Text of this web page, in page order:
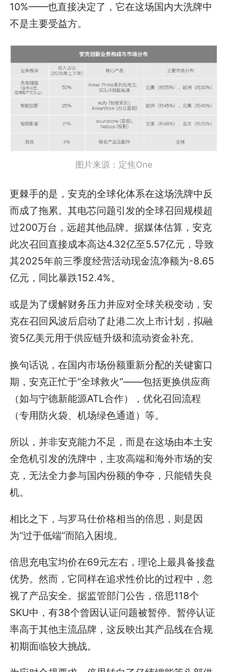
10%——也直接决定了，它在这场国内大洗牌中
不是主要受益方。
图片来源：定焦One
更棘手的是，安克的全球化体系在这场洗牌中反
而成了拖累。其电芯问题引发的全球召回规模超
过200万台，远超其他品牌。据媒体估算，安克
此次召回直接成本高达4.32亿至5.57亿元，导致
其2025年前三季度经营活动现金流净额为-8.65
亿元，同比暴跌152.4%。
或是为了缓解财务压力并应对全球关税变动，安
克在召回风波后启动了赴港二次上市计划，拟融
资5亿美元用于供应链升级和流动资金补充。
换句话说，在国内市场份额重新分配的关键窗口
期，安克正忙于“全球救火”——包括更换供应商
（如与宁德新能源ATL合作），优化召回流程
（专用防火袋、机场绿色通道）等。
所以，并非安克能力不足，而是在这场由本土安
全危机引发的洗牌中，主攻高端和海外市场的安
克，无法全力参与国内份额的争夺，只能错失良
机。
相比之下，与罗马仕价格相当的倍思，则是因
为“过于低端”而陷入困境。
倍思充电宝均价在69元左右，理论上最具备接盘
优势。然而，它同样在追求性价比的过程中，忽
视了产品安全。据监管部门公告，倍思118个
SKU中，有38个曾因认证问题被暂停。暂停认证
率高于其他主流品牌，这反映出其产品线在合规
初期面临较大挑战。